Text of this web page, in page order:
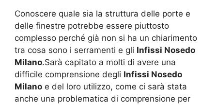
Conoscere quale sia la struttura delle porte e
delle finestre potrebbe essere piuttosto
complesso perché già non si ha un chiarimento
tra cosa sono i serramenti e gli Infissi Nosedo
Milano.Sarà capitato a molti di avere una
difficile comprensione degli Infissi Nosedo
Milano e del loro utilizzo, come ci sarà stata
anche una problematica di comprensione per